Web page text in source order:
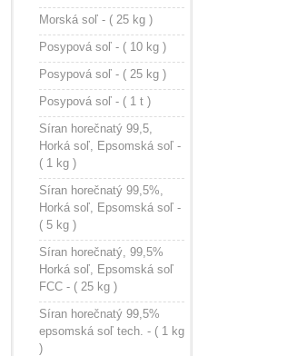
Morská soľ - ( 25 kg )
Posypová soľ - ( 10 kg )
Posypová soľ - ( 25 kg )
Posypová soľ - ( 1 t )
Síran horečnatý 99,5,
Horká soľ, Epsomská soľ -
( 1 kg )
Síran horečnatý 99,5%,
Horká soľ, Epsomská soľ -
( 5 kg )
Síran horečnatý, 99,5%
Horká soľ, Epsomská soľ
FCC - ( 25 kg )
Síran horečnatý 99,5%
epsomská soľ tech. - ( 1 kg
)